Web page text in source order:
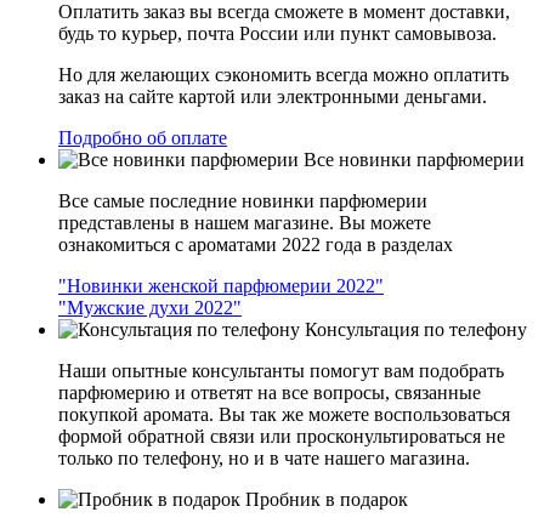
Оплатить заказ вы всегда сможете в момент доставки,
будь то курьер, почта России или пункт самовывоза.
Но для желающих сэкономить всегда можно оплатить
заказ на сайте картой или электронными деньгами.
Подробно об оплате
Все новинки парфюмерии
Все самые последние новинки парфюмерии
представлены в нашем магазине. Вы можете
ознакомиться с ароматами 2022 года в разделах
"Новинки женской парфюмерии 2022"
"Мужские духи 2022"
Консультация по телефону
Наши опытные консультанты помогут вам подобрать
парфюмерию и ответят на все вопросы, связанные
покупкой аромата. Вы так же можете воспользоваться
формой обратной связи или просконультироваться не
только по телефону, но и в чате нашего магазина.
Пробник в подарок